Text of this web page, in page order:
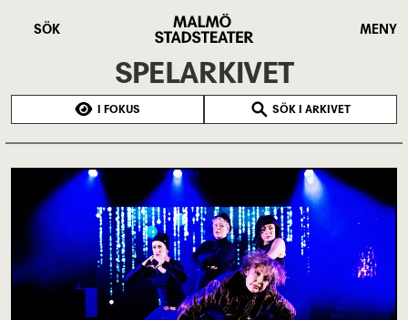
SÖK
Stadsteater
MENY
SPELARKIVET
I FOKUS SÖK I ARKIVET